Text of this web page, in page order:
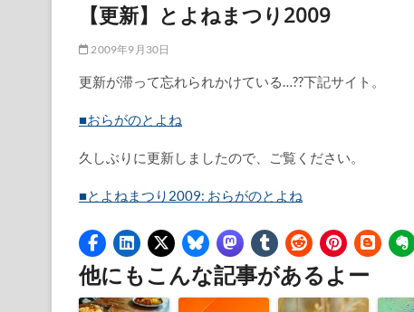
【更新】とよねまつり2009
2009年9月30日
更新が滞って忘れられかけている…??下記サイト。
■おらがのとよね
久しぶりに更新しましたので、ご覧ください。
■とよねまつり2009: おらがのとよね
他にもこんな記事があるよー